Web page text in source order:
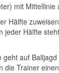
mit Mittellinie
Hälfte
jeder Hälfte
geht auf
die Trainer